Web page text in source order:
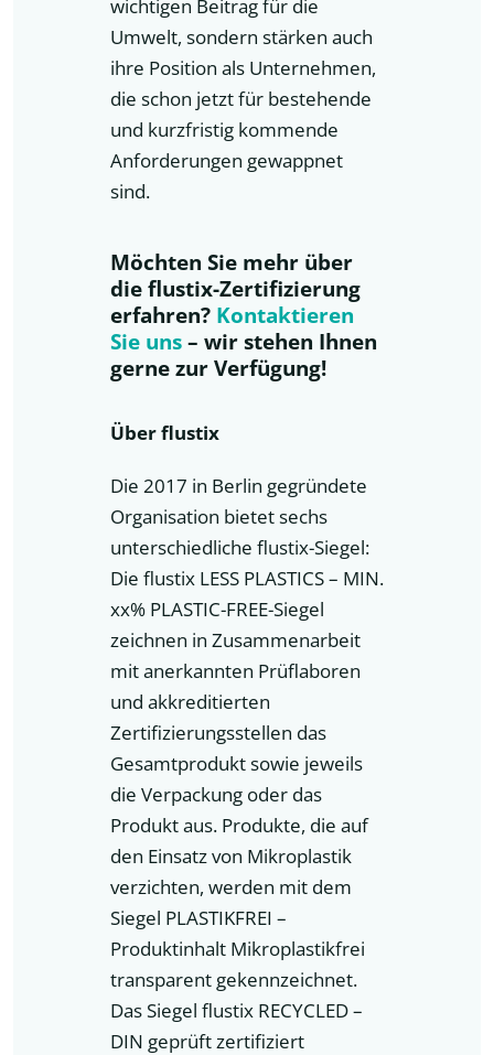
wichtigen Beitrag für die
Umwelt, sondern stärken auch
ihre Position als Unternehmen,
die schon jetzt für bestehende
und kurzfristig kommende
Anforderungen gewappnet
sind.
Möchten Sie mehr über
die flustix-Zertifizierung
erfahren? Kontaktieren
Sie uns– wir stehen Ihnen
gerne zur Verfügung!
Über flustix
Die 2017 in Berlin gegründete
Organisation bietet sechs
unterschiedliche flustix-Siegel:
Die flustix LESS PLASTICS – MIN.
xx% PLASTIC-FREE-Siegel
zeichnen in Zusammenarbeit
mit anerkannten Prüflaboren
und akkreditierten
Zertifizierungsstellen das
Gesamtprodukt sowie jeweils
die Verpackung oder das
Produkt aus. Produkte, die auf
den Einsatz von Mikroplastik
verzichten, werden mit dem
Siegel PLASTIKFREI –
Produktinhalt Mikroplastikfrei
transparent gekennzeichnet.
Das Siegel flustix RECYCLED –
DIN geprüft zertifiziert